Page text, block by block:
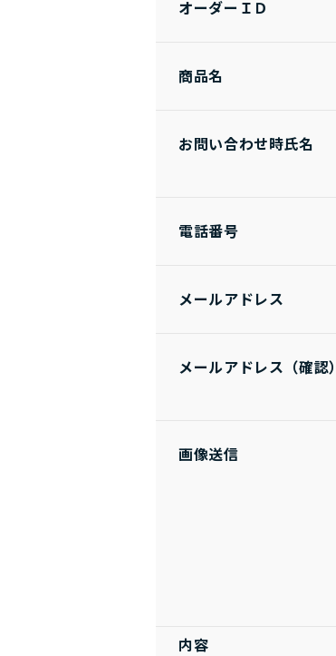
オーダーＩＤ
商品名
お問い合わせ時氏名
電話番号
メールアドレス
メールアドレス（確認）
画像送信
内容